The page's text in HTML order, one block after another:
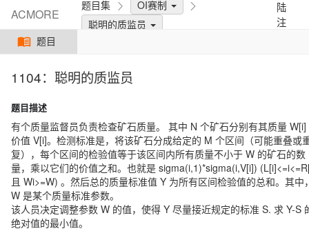
ACMORE
题目集
OI赛制
聪明的质监员
陆
注
题目
1104：聪明的质监员
题目描述
有个质量监督员负责检查矿石质量。 其中 N 个矿石分别有其质量 W[i]
价值 V[i]。检测标准是，将该矿石分成给定的 M 个区间（可能重叠或
复），每个区间的检验值等于该区间内所有质量不小于 W 的矿石的数
量，乘以它们的价值之和。也就是 sigma(i,1)*sigma(i,V[i])
且 Wi>=W) 。然后总的质量标准值 Y 为所有区间检验值的总和。其中
W 是某个质量标准参数。
该人员决定调整参数 W 的值，使得 Y 尽量接近规定的标准 S. 求 Y-S
绝对值的最小值。